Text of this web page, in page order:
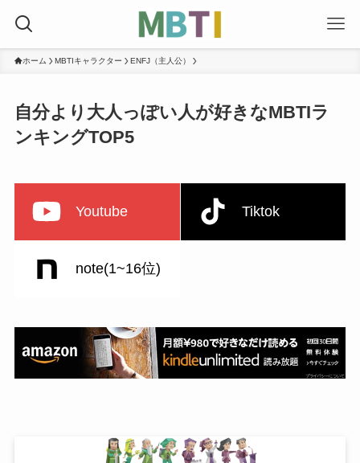
ホーム MBTIキャラクター ENFJ（主人公）
自分より大人っぽい人が好きなMBTIラ
ンキングTOP5
Youtube Tiktok
note(1~16位)